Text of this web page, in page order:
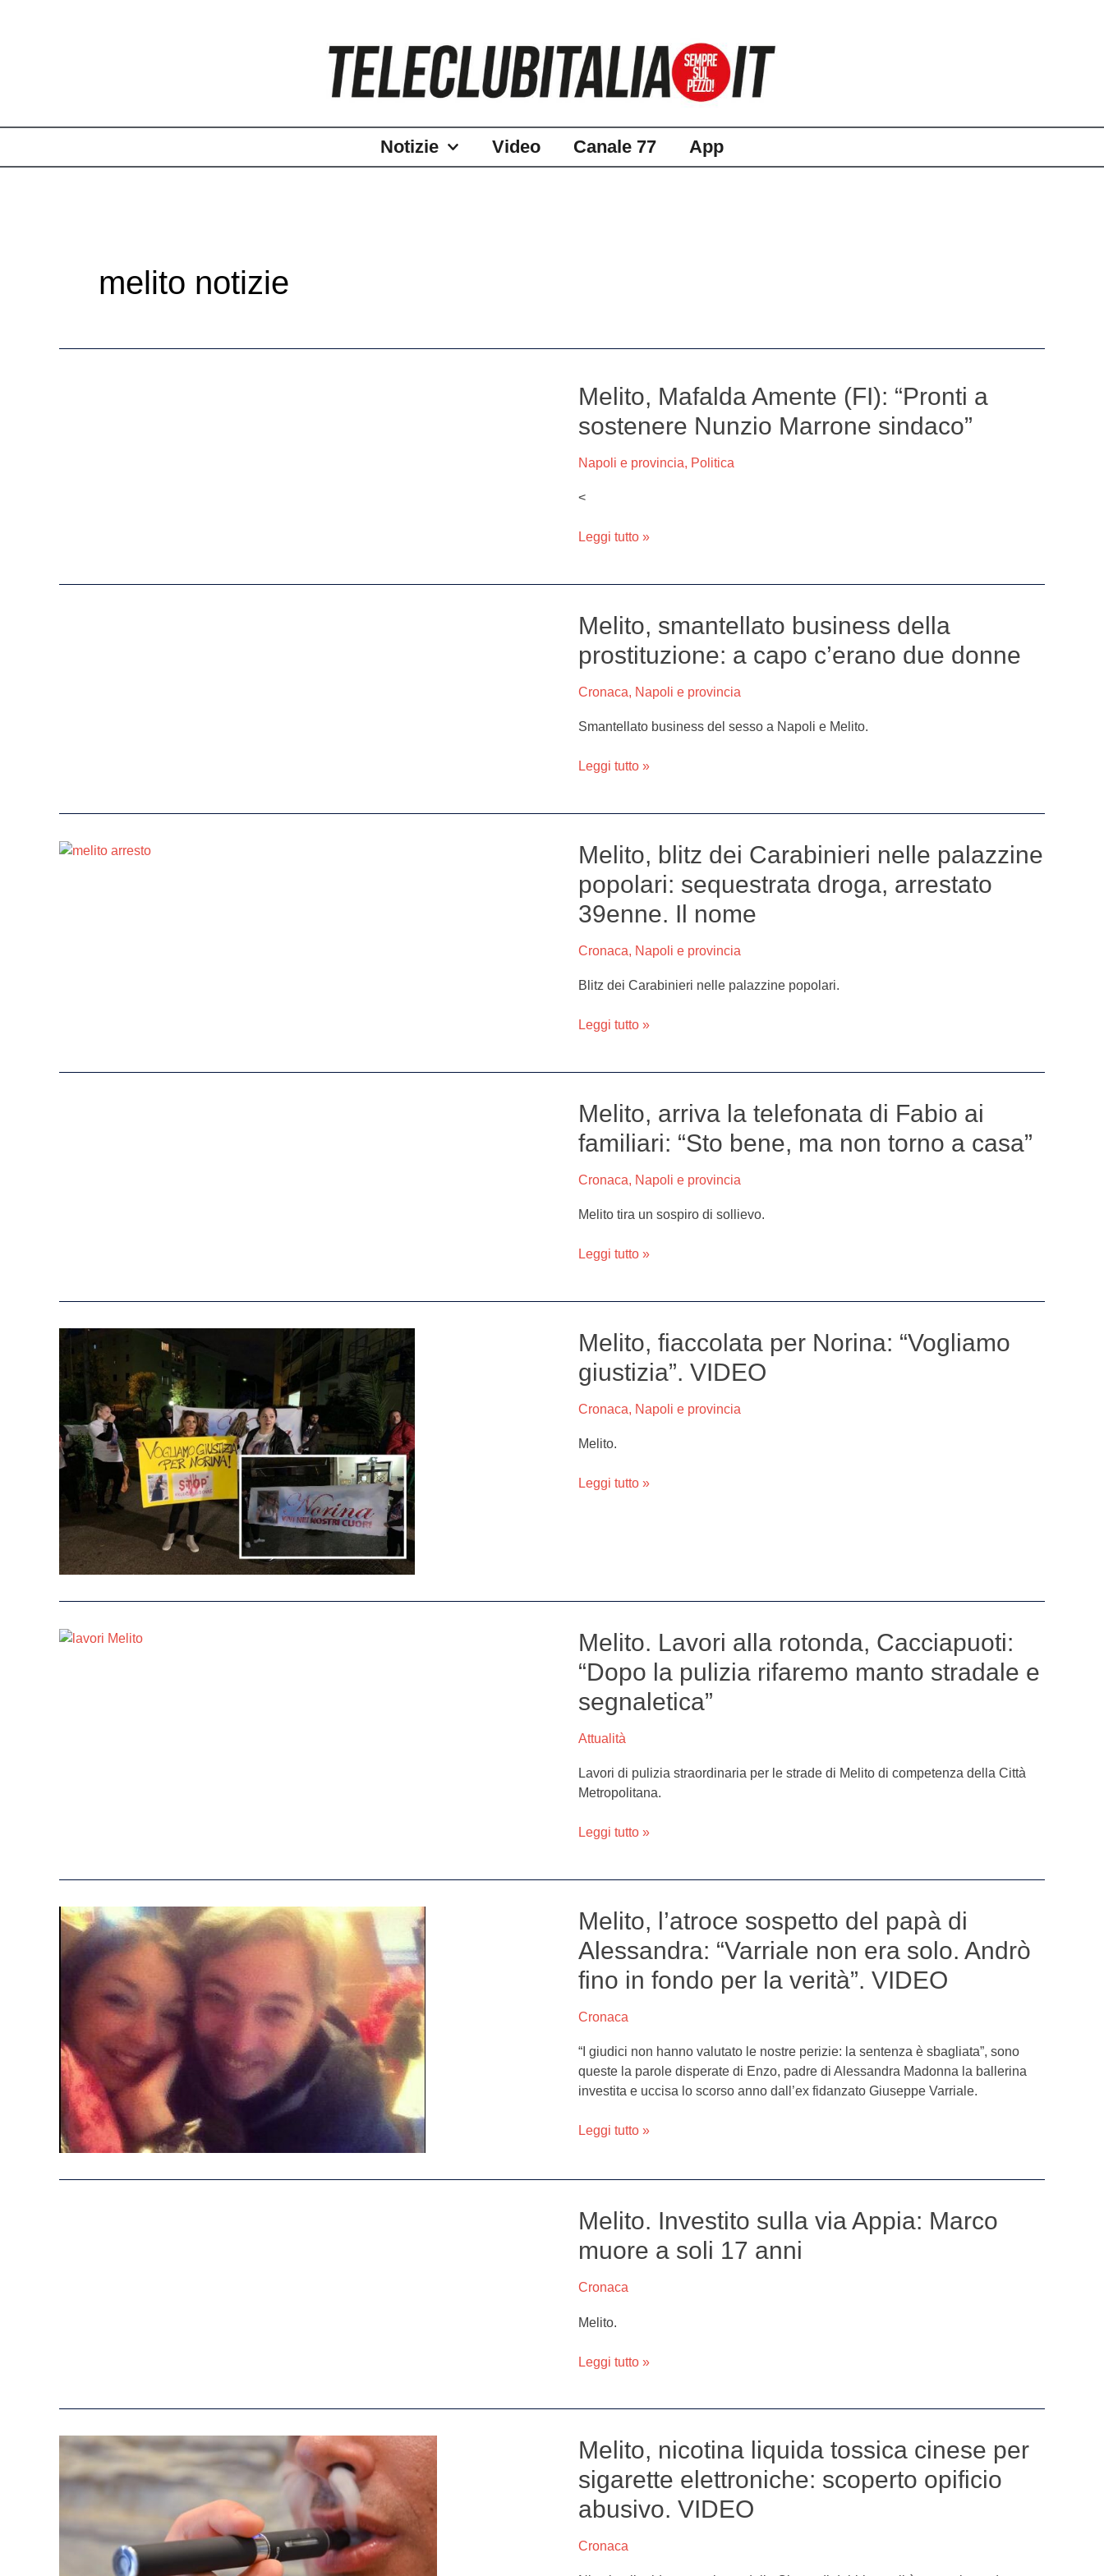
Notizie Video Canale 77 App
melito notizie
Melito, Mafalda Amente (FI): “Pronti a
sostenere Nunzio Marrone sindaco”
Napoli e provincia, Politica
<
Melito,
Amente
“Pronti
Nunzio
Marrone
Leggi tutto »
Melito, smantellato business della
prostituzione: a capo c’erano due donne
Cronaca, Napoli e provincia
Smantellato business del sesso a Napoli e Melito.
Melito,
business
prostituzione:
a
c’erano
due
Leggi tutto »
Melito, blitz dei Carabinieri nelle palazzine
popolari: sequestrata droga, arrestato
39enne. Il nome
Cronaca, Napoli e provincia
Blitz dei Carabinieri nelle palazzine popolari.
Melito,
dei
Carabinieri
palazzine
sequestrata
arrestato
Leggi tutto »
Melito, arriva la telefonata di Fabio ai
familiari: “Sto bene, ma non torno a casa”
Cronaca, Napoli e provincia
Melito tira un sospiro di sollievo.
Melito,
la
di
Fabio
familiari:
“Sto
ma
torno
casa”
Leggi tutto »
Melito, fiaccolata per Norina: “Vogliamo
giustizia”. VIDEO
Cronaca, Napoli e provincia
Melito.
Melito,
per
“Vogliamo
giustizia”.
Leggi tutto »
Melito. Lavori alla rotonda, Cacciapuoti:
“Dopo la pulizia rifaremo manto stradale e
segnaletica”
Attualità
Lavori di pulizia straordinaria per le strade di Melito di competenza della Città
Metropolitana.
Melito.
alla
rotonda,
Cacciapuoti:
“Dopo
pulizia
rifaremo
stradale
Leggi tutto »
Melito, l’atroce sospetto del papà di
Alessandra: “Varriale non era solo. Andrò
fino in fondo per la verità”. VIDEO
Cronaca
“I giudici non hanno valutato le nostre perizie: la sentenza è sbagliata”, sono
queste la parole disperate di Enzo, padre di Alessandra Madonna la ballerina
investita e uccisa lo scorso anno dall’ex fidanzato Giuseppe Varriale.
Melito,
sospetto
del
di
“Varriale
non
era
Andrò
per
la
verità”.
Leggi tutto »
Melito. Investito sulla via Appia: Marco
muore a soli 17 anni
Cronaca
Melito.
Melito.
sulla
Appia:
soli
anni
Leggi tutto »
Melito, nicotina liquida tossica cinese per
sigarette elettroniche: scoperto opificio
abusivo. VIDEO
Cronaca
Melito,
liquida
tossica
per